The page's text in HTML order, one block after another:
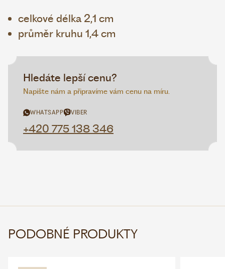
celkové délka 2,1 cm
průměr kruhu 1,4 cm
Hledáte lepší cenu?
Napište nám a připravíme vám cenu na míru.
WHATSAPP VIBER
+420 775 138 346
PODOBNÉ PRODUKTY